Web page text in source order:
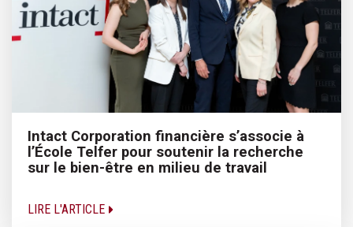
Intact Corporation financière s’associe à
l’École Telfer pour soutenir la recherche
sur le bien-être en milieu de travail
LIRE L'ARTICLE